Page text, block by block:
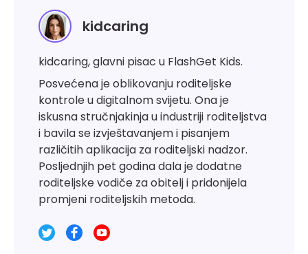
kidcaring
kidcaring, glavni pisac u FlashGet Kids.
Posvećena je oblikovanju roditeljske
kontrole u digitalnom svijetu. Ona je
iskusna stručnjakinja u industriji roditeljstva
i bavila se izvještavanjem i pisanjem
različitih aplikacija za roditeljski nadzor.
Posljednjih pet godina dala je dodatne
roditeljske vodiče za obitelj i pridonijela
promjeni roditeljskih metoda.